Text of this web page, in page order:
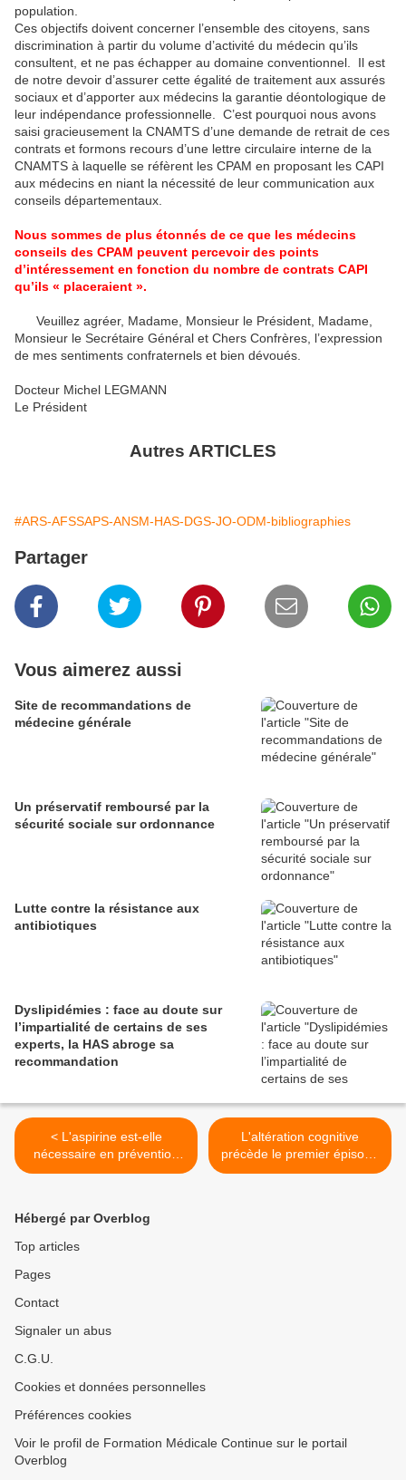
population.
Ces objectifs doivent concerner l’ensemble des citoyens, sans
discrimination à partir du volume d’activité du médecin qu’ils
consultent, et ne pas échapper au domaine conventionnel. Il est
de notre devoir d’assurer cette égalité de traitement aux assurés
sociaux et d’apporter aux médecins la garantie déontologique de
leur indépendance professionnelle. C’est pourquoi nous avons
saisi gracieusement la CNAMTS d’une demande de retrait de ces
contrats et formons recours d’une lettre circulaire interne de la
CNAMTS à laquelle se réfèrent les CPAM en proposant les CAPI
aux médecins en niant la nécessité de leur communication aux
conseils départementaux.
Nous sommes de plus étonnés de ce que les médecins
conseils des CPAM peuvent percevoir des points
d’intéressement en fonction du nombre de contrats CAPI
qu’ils « placeraient ».
Veuillez agréer, Madame, Monsieur le Président, Madame,
Monsieur le Secrétaire Général et Chers Confrères, l’expression
de mes sentiments confraternels et bien dévoués.
Docteur Michel LEGMANN
Le Président
Autres ARTICLES
#ARS-AFSSAPS-ANSM-HAS-DGS-JO-ODM-bibliographies
Partager
Vous aimerez aussi
Site de recommandations de
médecine générale
Un préservatif remboursé par la
sécurité sociale sur ordonnance
Lutte contre la résistance aux
antibiotiques
Dyslipidémies : face au doute sur
l’impartialité de certains de ses
experts, la HAS abroge sa
recommandation
< L'aspirine est-elle
nécessaire en prévention
primaire ?
L'altération cognitive
précède le premier épisode
de schizophrénie. >
Hébergé par Overblog
Top articles
Pages
Contact
Signaler un abus
C.G.U.
Cookies et données personnelles
Préférences cookies
Voir le profil de Formation Médicale Continue sur le portail
Overblog